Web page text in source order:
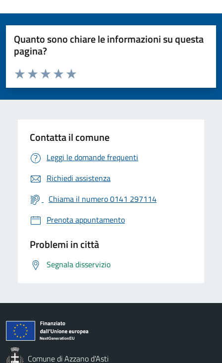
Quanto sono chiare le informazioni su questa
pagina?
Valuta da 1 a 5 stelle la pagina
Valuta 5 stelle su 5
Valuta 4 stelle su 5
Valuta 3 stelle su 5
Valuta 2 stelle su 5
Valuta 1 stelle su 5
Contatta il comune
Leggi le domande frequenti
Richiedi assistenza
Chiama il numero 0141 297114
Prenota appuntamento
Problemi in città
Segnala disservizio
Comune di Azzano d'Asti